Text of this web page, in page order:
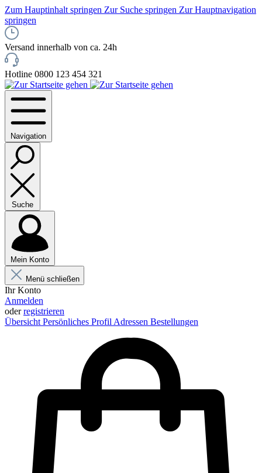
Zum Hauptinhalt springen Zur Suche springen Zur Hauptnavigation
springen
Versand innerhalb von ca. 24h
Hotline 0800 123 454 321
Navigation
Suche
Mein Konto
Menü schließen
Ihr Konto
Anmelden
oderregistrieren
Übersicht Persönliches Profil Adressen Bestellungen